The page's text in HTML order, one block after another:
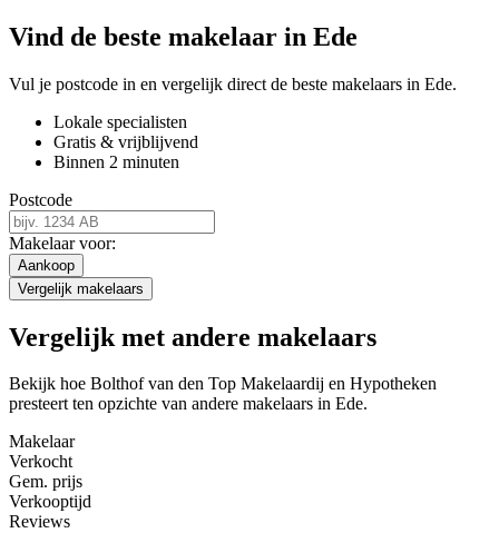
Vind de beste makelaar in Ede
Vul je postcode in en vergelijk direct de beste makelaars in Ede.
Lokale specialisten
Gratis & vrijblijvend
Binnen 2 minuten
Postcode
Makelaar voor:
Aankoop
Vergelijk makelaars
Vergelijk met andere makelaars
Bekijk hoe Bolthof van den Top Makelaardij en Hypotheken
presteert ten opzichte van andere makelaars in Ede.
Makelaar
Verkocht
Gem. prijs
Verkooptijd
Reviews